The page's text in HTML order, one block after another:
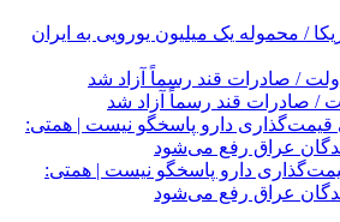
/ محموله یک میلیون یورویی به ایران
/ صادرات قند رسماً آزاد شد
دارو پاسخگو نیست | همتی:
عراق رفع می‌شود